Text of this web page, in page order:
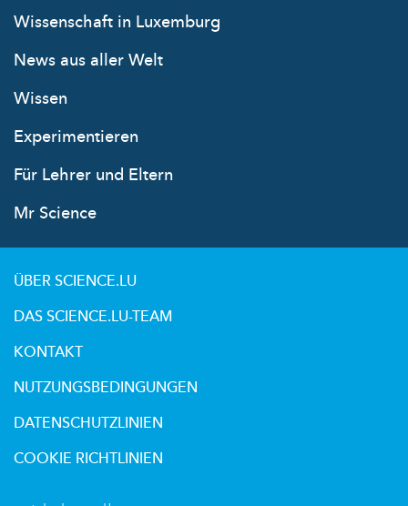
Wissenschaft in Luxemburg
News aus aller Welt
Wissen
Experimentieren
Für Lehrer und Eltern
Mr Science
ÜBER SCIENCE.LU
DAS SCIENCE.LU-TEAM
KONTAKT
NUTZUNGSBEDINGUNGEN
DATENSCHUTZLINIEN
COOKIE RICHTLINIEN